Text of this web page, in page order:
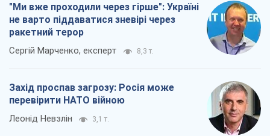
"Ми вже проходили через гірше": Україні
не варто піддаватися зневірі через
ракетний терор
Сергій Марченко, експерт 8,3 т.
Захід проспав загрозу: Росія може
перевірити НАТО війною
Леонід Невзлін 3,1 т.